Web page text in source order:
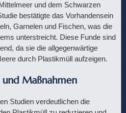
und dem Schwarzen
bestätigte das Vorhandensein
Garnelen und Fischen, was die
unterstreicht. Diese Funde sind
da sie die allgegenwärtige
durch Plastikmüll aufzeigen.
und Maßnahmen
Studien verdeutlichen die